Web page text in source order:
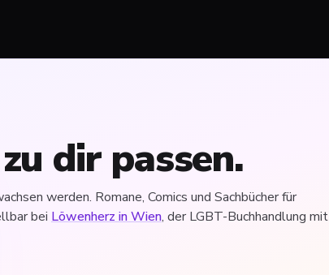
dir passen.
werden. Romane, Comics und Sachbücher für
bei Löwenherz in Wien, der LGBT-Buchhandlung mit